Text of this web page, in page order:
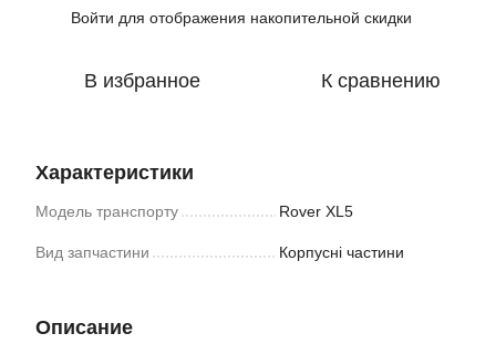
Войти для отображения накопительной скидки
В избранное К сравнению
Характеристики
Модель транспорту Rover XL5
Вид запчастини Корпусні частини
Описание